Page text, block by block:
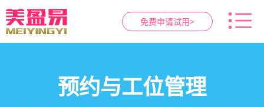
免费申请试用>
智慧养生馆管理系统
会员营销&锁客
预约与工位管理
健康档案与效果追踪